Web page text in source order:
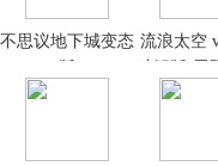
策略塔防
321款游戏
不思议地下城变态 流浪太空